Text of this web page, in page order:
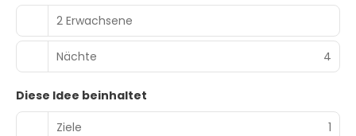
2 Erwachsene
Nächte 4
Diese Idee beinhaltet
Ziele
1